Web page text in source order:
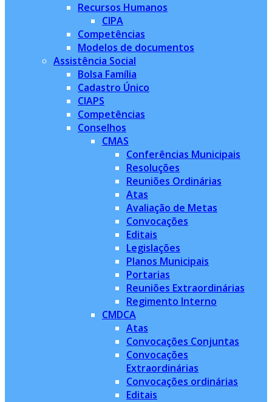
Recursos Humanos
CIPA
Competências
Modelos de documentos
Assistência Social
Bolsa Família
Cadastro Único
CIAPS
Competências
Conselhos
CMAS
Conferências Municipais
Resoluções
Reuniões Ordinárias
Atas
Avaliação de Metas
Convocações
Editais
Legislações
Planos Municipais
Portarias
Reuniões Extraordinárias
Regimento Interno
CMDCA
Atas
Convocações Conjuntas
Convocações
Extraordinárias
Convocações ordinárias
Editais